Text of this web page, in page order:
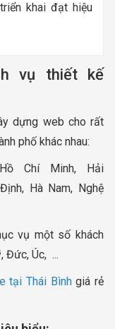
khai đạt hiệu
vụ thiết kế
dựng web cho rất
phố khác nhau:
Chí Minh, Hải
Hà Nam, Nghệ
vụ một số khách
Đức, Úc, ...
tại Thái Bìnhgiá rẻ